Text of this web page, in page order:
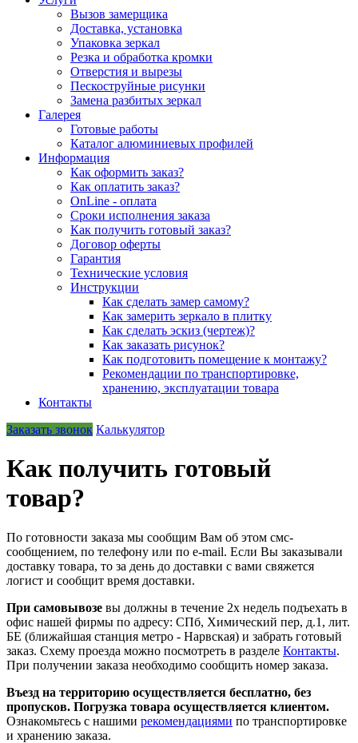
Вызов замерщика
Доставка, установка
Упаковка зеркал
Резка и обработка кромки
Отверстия и вырезы
Пескоструйные рисунки
Замена разбитых зеркал
Галерея
Готовые работы
Каталог алюминиевых профилей
Информация
Как оформить заказ?
Как оплатить заказ?
OnLine - оплата
Сроки исполнения заказа
Как получить готовый заказ?
Договор оферты
Гарантия
Технические условия
Инструкции
Как сделать замер самому?
Как замерить зеркало в плитку
Как сделать эскиз (чертеж)?
Как заказать рисунок?
Как подготовить помещение к монтажу?
Рекомендации по транспортировке,
хранению, эксплуатации товара
Контакты
Заказать звонок Калькулятор
Как получить готовый
товар?
По готовности заказа мы сообщим Вам об этом смс-
сообщением, по телефону или по e-mail. Если Вы заказывали
доставку товара, то за день до доставки с вами свяжется
логист и сообщит время доставки.
При самовывозе вы должны в течение 2х недель подъехать в
офис нашей фирмы по адресу: СПб, Химический пер, д.1, лит.
БЕ (ближайшая станция метро - Нарвская) и забрать готовый
заказ. Схему проезда можно посмотреть в разделе Контакты.
При получении заказа необходимо сообщить номер заказа.
Въезд на территорию осуществляется бесплатно, без
пропусков. Погрузка товара осуществляется клиентом.
Ознакомьтесь с нашими рекомендациями по транспортировке
и хранению заказа.